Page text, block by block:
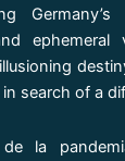
ephemeral
search of a
la